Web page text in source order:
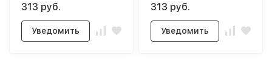
313 руб.
Уведомить
313 руб.
Уведомить